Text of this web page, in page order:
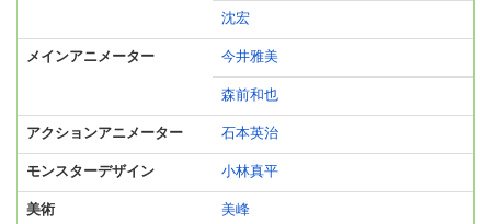
沈宏
メインアニメーター 今井雅美
森前和也
アクションアニメーター 石本英治
モンスターデザイン 小林真平
美術 美峰